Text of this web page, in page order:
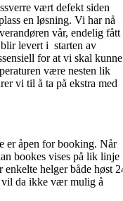
vært defekt siden
en løsning. Vi har nå
vår, endelig fått
levert i starten av
for at vi skal kunne
være nesten lik
vi til å ta på ekstra med
er åpen for booking. Når
bookes vises på lik linje
helger både høst
vil da ikke vær mulig å